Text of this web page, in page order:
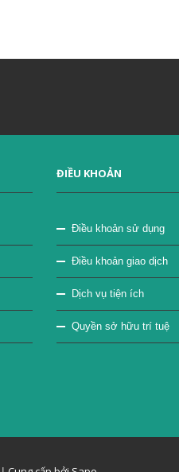
ĐIỀU KHOẢN
Điều khoản sử dụng
Điều khoản giao dịch
Dịch vụ tiện ích
Quyền sở hữu trí tuệ